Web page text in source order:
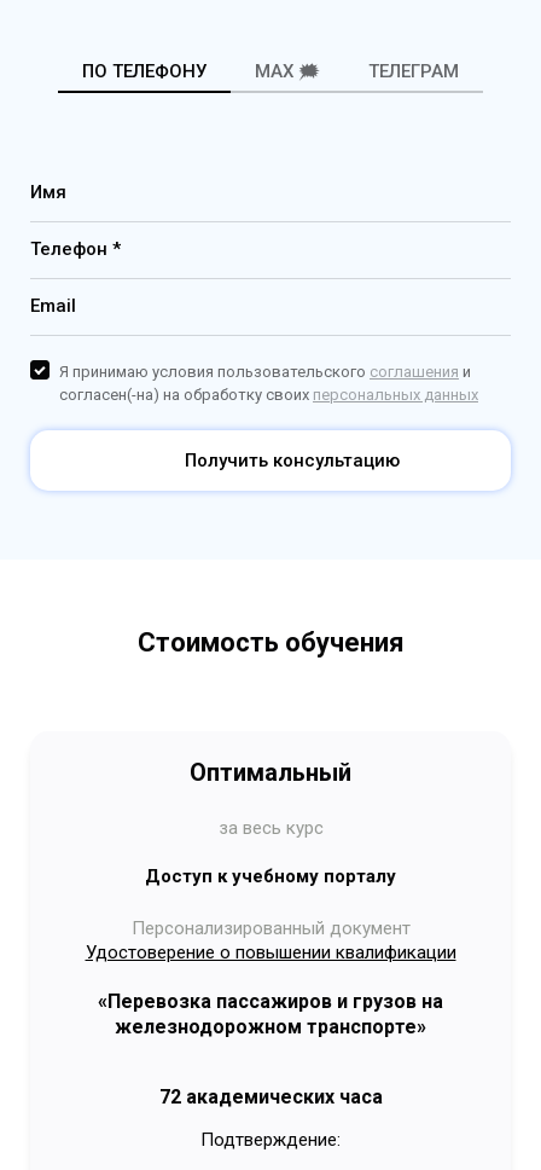
ПО ТЕЛЕФОНУ MAX 🗯️ ТЕЛЕГРАМ
Имя
Телефон *
Email
Получить консультацию
Я принимаю условия пользовательского соглашения и
согласен(-на) на обработку своих персональных данных
Стоимость обучения
Оптимальный
за весь курс
Доступ к учебному порталу
Персонализированный документ
Удостоверение о повышении квалификации
«Перевозка пассажиров и грузов на
железнодорожном транспорте»
72 академических часа
Подтверждение: